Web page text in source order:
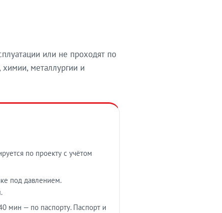
или не проходят по
металлургии и
по проекту с учётом
под давлением.
мин — по паспорту. Паспорт и